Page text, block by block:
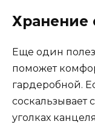
Еще один
поможет
гардеробной.
соскальзывает
уголках